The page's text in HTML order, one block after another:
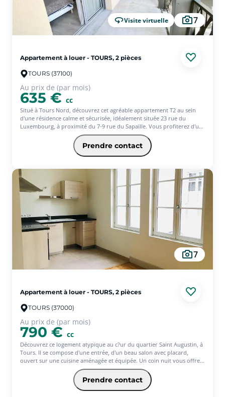
habitation Pacifica, votre loyer à partir de 832.20? (offre ponctuelle 3
mois d'assurance offerts)* * Service facultatif - Conditions en vigueur
au 01/08/26.
Visite virtuelle 7
Appartement à louer - TOURS, 2 pièces
TOURS (37100)
Au prix de (par mois)
635 € cc
Situé à Tours Nord, découvrez cet agréable appartement T2 au sein
d'une résidence calme et sécurisée, idéalement située 23 rue du
Luxembourg, à proximité du 7-9 rue du Sapaille. Vous profiterez d'un
environnement agréable, à proximité des commerces, services et
transports facilitant votre quotidien. L'appartement se compose d'un
séjour avec cuisine aménagée, d'une chambre, d'un cellier, ainsi que
d'une salle d'eau avec WC. Une place de parking privative complète ce
sera de 641? (offre ponctuelle de 3 mois d'assurance offerts)* * Service
facultatif - Conditions en vigueur au 01/08/26. Offre réservée aux 18-
31ans, sous réserve d'étude et d'acceptation définitive de votre
dossier par votre Caisse régionale
Prendre contact
7
Appartement à louer - TOURS, 2 pièces
TOURS (37000)
Au prix de (par mois)
790 € cc
Découvrez ce logement atypique au c?ur du quartier Saint Augustin, à
Tours. Il se compose d'une entrée, d'un beau salon avec placard,
ouvert sur une cuisine aménagée et équipée. Un coin nuit vous offre
un espace de repos séparé, complété par une salle d'eau avec WC. Sa
situation est un véritable atout : proche des transports en commun et
des axes routiers, ce T2 vous garantit une accessibilité optimale au
Prendre contact